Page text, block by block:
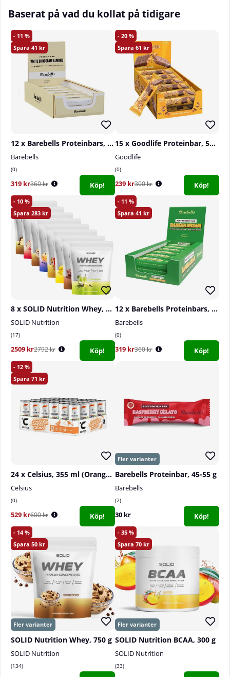
Baserat på vad du kollat på tidigare
11
41
12 x Barebells Proteinbars, 55 g (White Chocolate Almond)
Barebells
0
319 kr360 kr Köp!
20
61
15 x Goodlife Proteinbar, 50 g (Caramel Coco)
Goodlife
0
239 kr300 kr Köp!
10
283
8 x SOLID Nutrition Whey, 750 g
SOLID Nutrition
17
2509 kr2792 kr Köp!
11
41
12 x Barebells Proteinbars, 55 g (Banana Dream)
Barebells
0
319 kr360 kr Köp!
12
71
24 x Celsius, 355 ml (Orange Rush)
Celsius
0
529 kr600 kr Köp!
Barebells Proteinbar, 45-55 g
Barebells
2
30 kr Köp!
14
50
SOLID Nutrition Whey, 750 g
SOLID Nutrition
134
35
70
SOLID Nutrition BCAA, 300 g
SOLID Nutrition
33